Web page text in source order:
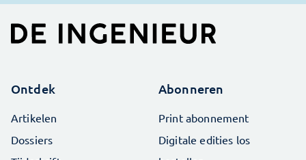
Ontdek
Artikelen
Dossiers
Abonneren
Print abonnement
Digitale edities los